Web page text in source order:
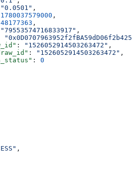
"0.0501" ,
1780037579000 ,
48177363 ,
"79553574716833917" ,
: "1526052914503263472" ,
: "1526052914503263472" ,
: 0
,